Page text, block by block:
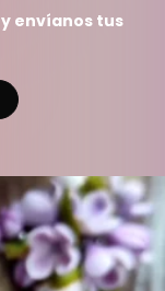
envíanos tus